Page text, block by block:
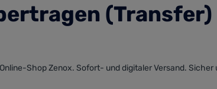
(Transfer)
Shop Zenox. Sofort- und digitaler Versand.